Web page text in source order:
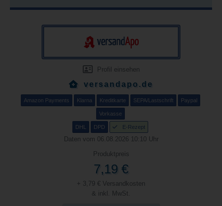
Profil einsehen
versandapo.de
Amazon Payments Klarna Kreditkarte SEPA/Lastschrift Paypal
Vorkasse
DHL DPD E-Rezept
Daten vom 06.08.2026 10:10 Uhr
Produktpreis
7,19 €
+ 3,79 € Versandkosten
& inkl. MwSt.